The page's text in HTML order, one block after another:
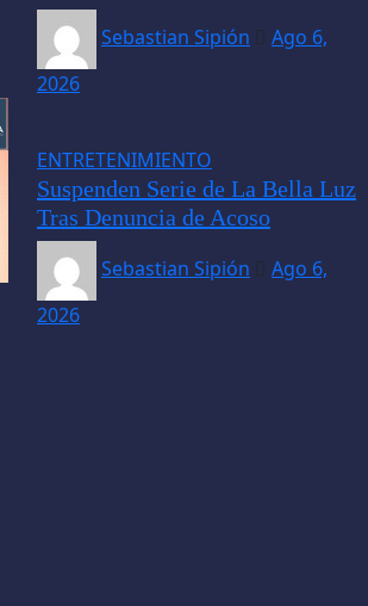
Sebastian Sipión
Ago 6,
2026
ENTRETENIMIENTO
Suspenden Serie de La Bella Luz
Tras Denuncia de Acoso
Sebastian Sipión
Ago 6,
2026